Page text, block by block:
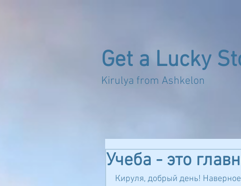
Get a Lucky
Kirulya from
Учеба - это
Кируля, добрый день!